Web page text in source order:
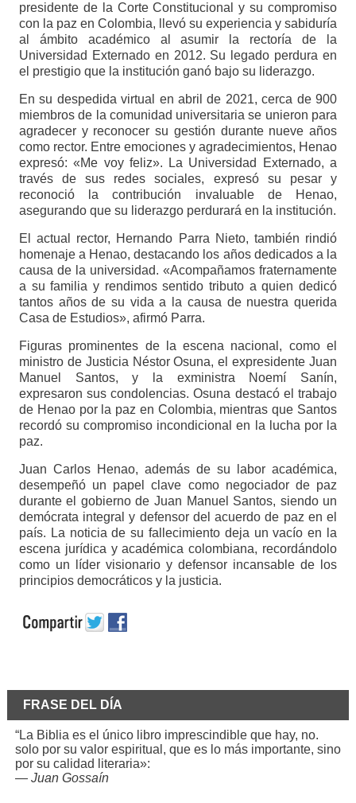
presidente de la Corte Constitucional y su compromiso
con la paz en Colombia, llevó su experiencia y sabiduría
al ámbito académico al asumir la rectoría de la
Universidad Externado en 2012. Su legado perdura en
el prestigio que la institución ganó bajo su liderazgo.
En su despedida virtual en abril de 2021, cerca de 900
miembros de la comunidad universitaria se unieron para
agradecer y reconocer su gestión durante nueve años
como rector. Entre emociones y agradecimientos, Henao
expresó: «Me voy feliz». La Universidad Externado, a
través de sus redes sociales, expresó su pesar y
reconoció la contribución invaluable de Henao,
asegurando que su liderazgo perdurará en la institución.
El actual rector, Hernando Parra Nieto, también rindió
homenaje a Henao, destacando los años dedicados a la
causa de la universidad. «Acompañamos fraternamente
a su familia y rendimos sentido tributo a quien dedicó
tantos años de su vida a la causa de nuestra querida
Casa de Estudios», afirmó Parra.
Figuras prominentes de la escena nacional, como el
ministro de Justicia Néstor Osuna, el expresidente Juan
Manuel Santos, y la exministra Noemí Sanín,
expresaron sus condolencias. Osuna destacó el trabajo
de Henao por la paz en Colombia, mientras que Santos
recordó su compromiso incondicional en la lucha por la
paz.
Juan Carlos Henao, además de su labor académica,
desempeñó un papel clave como negociador de paz
durante el gobierno de Juan Manuel Santos, siendo un
demócrata integral y defensor del acuerdo de paz en el
país. La noticia de su fallecimiento deja un vacío en la
escena jurídica y académica colombiana, recordándolo
como un líder visionario y defensor incansable de los
principios democráticos y la justicia.
FRASE DEL DÍA
“La Biblia es el único libro imprescindible que hay, no.
solo por su valor espiritual, que es lo más importante, sino
por su calidad literaria»:
— Juan Gossaín